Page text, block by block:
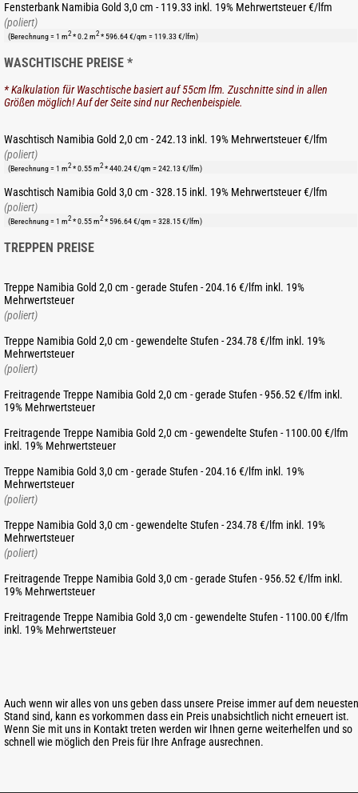
Fensterbank Namibia Gold 3,0 cm - 119.33 inkl. 19% Mehrwertsteuer €/lfm
(poliert)
(Berechnung = 1 m2 * 0.2 m2 * 596.64 €/qm = 119.33 €/lfm)
WASCHTISCHE PREISE *
* Kalkulation für Waschtische basiert auf 55cm lfm. Zuschnitte sind in allen
Größen möglich! Auf der Seite sind nur Rechenbeispiele.
Waschtisch Namibia Gold 2,0 cm - 242.13 inkl. 19% Mehrwertsteuer €/lfm
(poliert)
(Berechnung = 1 m2 * 0.55 m2 * 440.24 €/qm = 242.13 €/lfm)
Waschtisch Namibia Gold 3,0 cm - 328.15 inkl. 19% Mehrwertsteuer €/lfm
(poliert)
(Berechnung = 1 m2 * 0.55 m2 * 596.64 €/qm = 328.15 €/lfm)
TREPPEN PREISE
Treppe Namibia Gold 2,0 cm - gerade Stufen - 204.16 €/lfm inkl. 19%
Mehrwertsteuer
(poliert)
Treppe Namibia Gold 2,0 cm - gewendelte Stufen - 234.78 €/lfm inkl. 19%
Mehrwertsteuer
(poliert)
Freitragende Treppe Namibia Gold 2,0 cm - gerade Stufen - 956.52 €/lfm inkl.
19% Mehrwertsteuer
Freitragende Treppe Namibia Gold 2,0 cm - gewendelte Stufen - 1100.00 €/lfm
inkl. 19% Mehrwertsteuer
Treppe Namibia Gold 3,0 cm - gerade Stufen - 204.16 €/lfm inkl. 19%
Mehrwertsteuer
(poliert)
Treppe Namibia Gold 3,0 cm - gewendelte Stufen - 234.78 €/lfm inkl. 19%
Mehrwertsteuer
(poliert)
Freitragende Treppe Namibia Gold 3,0 cm - gerade Stufen - 956.52 €/lfm inkl.
19% Mehrwertsteuer
Freitragende Treppe Namibia Gold 3,0 cm - gewendelte Stufen - 1100.00 €/lfm
inkl. 19% Mehrwertsteuer
Auch wenn wir alles von uns geben dass unsere Preise immer auf dem neuesten
Stand sind, kann es vorkommen dass ein Preis unabsichtlich nicht erneuert ist.
Wenn Sie mit uns in Kontakt treten werden wir Ihnen gerne weiterhelfen und so
schnell wie möglich den Preis für Ihre Anfrage ausrechnen.